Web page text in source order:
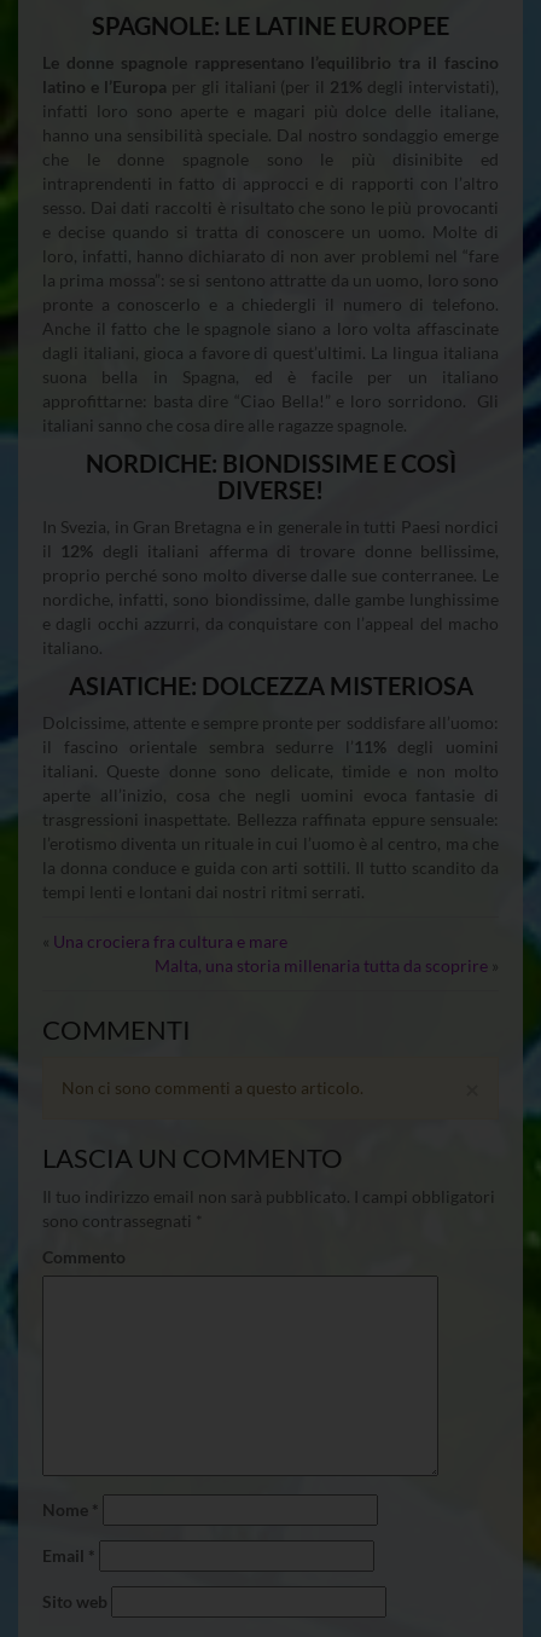
SPAGNOLE: LE LATINE EUROPEE
Le donne spagnole rappresentano l’equilibrio tra il fascino
latino e l’Europa per gli italiani (per il 21% degli intervistati),
infatti loro sono aperte e magari più dolce delle italiane,
hanno una sensibilità speciale. Dal nostro sondaggio emerge
che le donne spagnole sono le più disinibite ed
intraprendenti in fatto di approcci e di rapporti con l’altro
sesso. Dai dati raccolti è risultato che sono le più provocanti
e decise quando si tratta di conoscere un uomo. Molte di
loro, infatti, hanno dichiarato di non aver problemi nel “fare
la prima mossa”: se si sentono attratte da un uomo, loro sono
pronte a conoscerlo e a chiedergli il numero di telefono.
Anche il fatto che le spagnole siano a loro volta affascinate
dagli italiani, gioca a favore di quest’ultimi. La lingua italiana
suona bella in Spagna, ed è facile per un italiano
approfittarne: basta dire “Ciao Bella!” e loro sorridono. Gli
italiani sanno che cosa dire alle ragazze spagnole.
NORDICHE: BIONDISSIME E COSÌ
DIVERSE!
In Svezia, in Gran Bretagna e in generale in tutti Paesi nordici
il 12% degli italiani afferma di trovare donne bellissime,
proprio perché sono molto diverse dalle sue conterranee. Le
nordiche, infatti, sono biondissime, dalle gambe lunghissime
e dagli occhi azzurri, da conquistare con l’appeal del macho
italiano.
ASIATICHE: DOLCEZZA MISTERIOSA
Dolcissime, attente e sempre pronte per soddisfare all’uomo:
il fascino orientale sembra sedurre l’11%degli uomini
italiani. Queste donne sono delicate, timide e non molto
aperte all’inizio, cosa che negli uomini evoca fantasie di
trasgressioni inaspettate. Bellezza raffinata eppure sensuale:
l’erotismo diventa un rituale in cui l’uomo è al centro, ma che
la donna conduce e guida con arti sottili. Il tutto scandito da
tempi lenti e lontani dai nostri ritmi serrati.
« Una crociera fra cultura e mare
Malta, una storia millenaria tutta da scoprire »
COMMENTI
Non ci sono commenti a questo articolo.
LASCIA UN COMMENTO
Il tuo indirizzo email non sarà pubblicato.
I campi obbligatori
sono contrassegnati
Commento
Nome *
Email *
Sito web